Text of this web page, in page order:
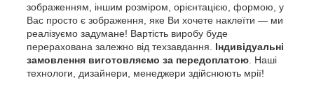
зображенням, іншим розміром, орієнтацією, формою, у
Вас просто є зображення, яке Ви хочете наклеїти — ми
реалізуємо задумане! Вартість виробу буде
перерахована залежно від техзавдання. Індивідуальні
замовлення виготовляємо за передоплатою . Наші
технологи, дизайнери, менеджери здійснюють мрії!